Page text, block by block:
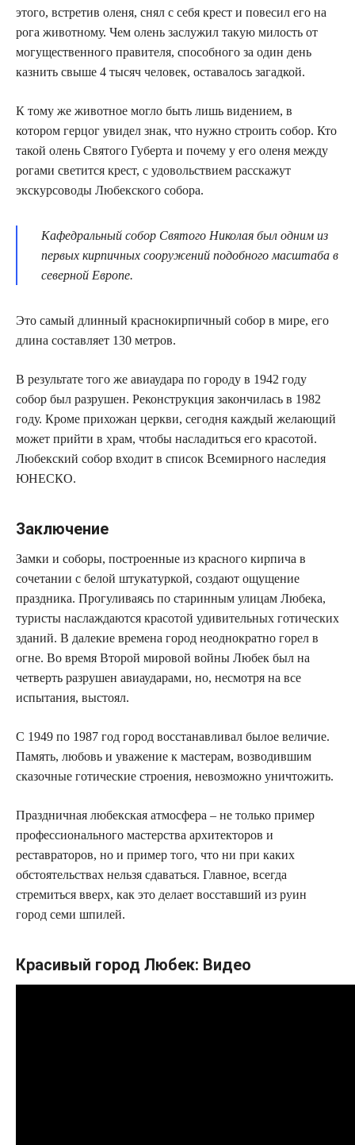
этого, встретив оленя, снял с себя крест и повесил его на
рога животному. Чем олень заслужил такую милость от
могущественного правителя, способного за один день
казнить свыше 4 тысяч человек, оставалось загадкой.
К тому же животное могло быть лишь видением, в
котором герцог увидел знак, что нужно строить собор. Кто
такой олень Святого Губерта и почему у его оленя между
рогами светится крест, с удовольствием расскажут
экскурсоводы Любекского собора.
Кафедральный собор Святого Николая был одним из
первых кирпичных сооружений подобного масштаба в
северной Европе.
Это самый длинный краснокирпичный собор в мире, его
длина составляет 130 метров.
В результате того же авиаудара по городу в 1942 году
собор был разрушен. Реконструкция закончилась в 1982
году. Кроме прихожан церкви, сегодня каждый желающий
может прийти в храм, чтобы насладиться его красотой.
Любекский собор входит в список Всемирного наследия
ЮНЕСКО.
Заключение
Замки и соборы, построенные из красного кирпича в
сочетании с белой штукатуркой, создают ощущение
праздника. Прогуливаясь по старинным улицам Любека,
туристы наслаждаются красотой удивительных готических
зданий. В далекие времена город неоднократно горел в
огне. Во время Второй мировой войны Любек был на
четверть разрушен авиаударами, но, несмотря на все
испытания, выстоял.
С 1949 по 1987 год город восстанавливал былое величие.
Память, любовь и уважение к мастерам, возводившим
сказочные готические строения, невозможно уничтожить.
Праздничная любекская атмосфера – не только пример
профессионального мастерства архитекторов и
реставраторов, но и пример того, что ни при каких
обстоятельствах нельзя сдаваться. Главное, всегда
стремиться вверх, как это делает восставший из руин
город семи шпилей.
Красивый город Любек: Видео